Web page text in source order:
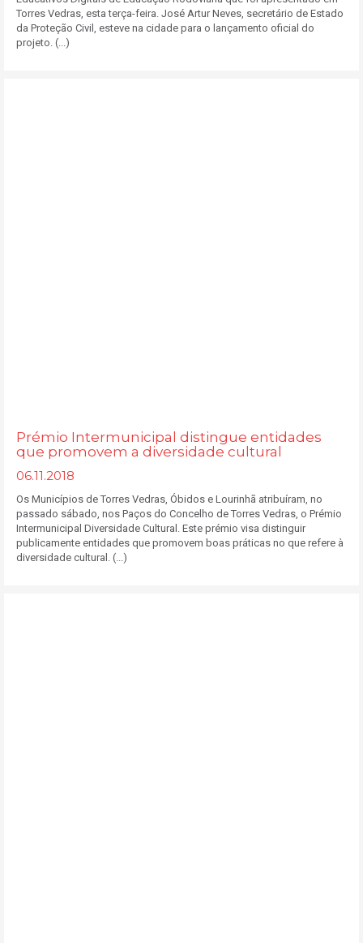
Torres Vedras, esta terça-feira. José Artur Neves, secretário de Estado
da Proteção Civil, esteve na cidade para o lançamento oficial do
projeto. (...)
Prémio Intermunicipal distingue entidades
que promovem a diversidade cultural
06.11.2018
Os Municípios de Torres Vedras, Óbidos e Lourinhã atribuíram, no
passado sábado, nos Paços do Concelho de Torres Vedras, o Prémio
Intermunicipal Diversidade Cultural. Este prémio visa distinguir
publicamente entidades que promovem boas práticas no que refere à
diversidade cultural. (...)